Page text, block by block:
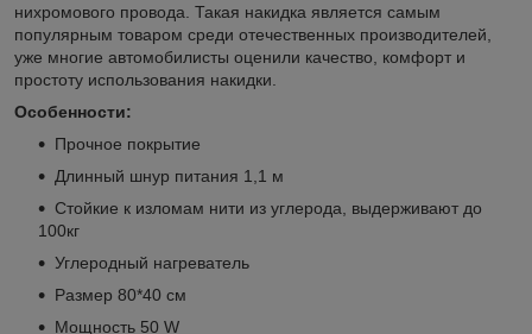
нихромового провода. Такая накидка является самым
популярным товаром среди отечественных производителей,
уже многие автомобилисты оценили качество, комфорт и
простоту использования накидки.
Особенности:
Прочное покрытие
Длинный шнур питания 1,1 м
Стойкие к изломам нити из углерода, выдерживают до
100кг
Углеродный нагреватель
Размер 80*40 см
Мощность 50 W